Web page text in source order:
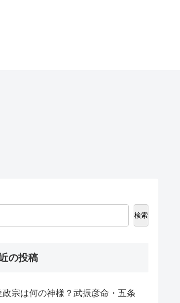
検索
の投稿
政宗は何の神様？武振彦命・五条